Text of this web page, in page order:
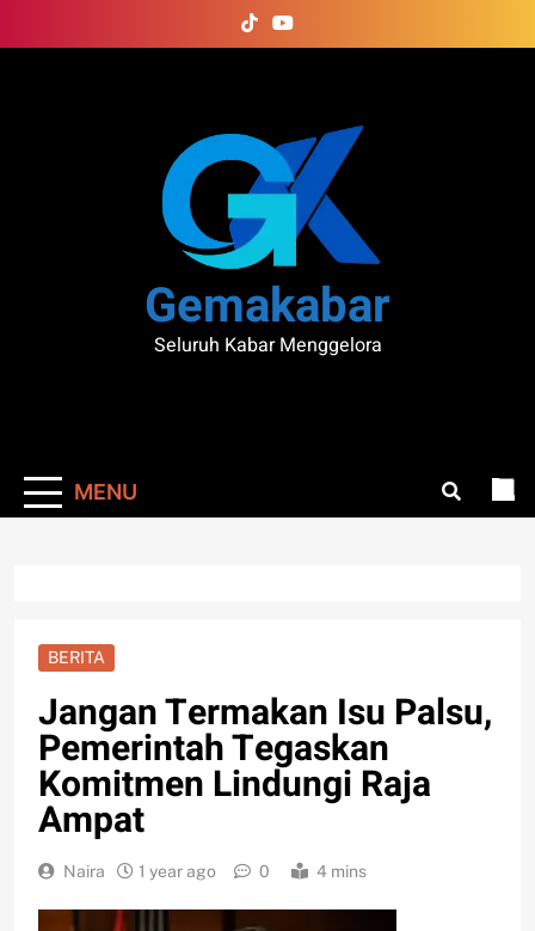
to
Gemakabar
Seluruh Kabar Menggelora
MENU
BERITA
Jangan Termakan Isu Palsu,
Pemerintah Tegaskan
Komitmen Lindungi Raja
Ampat
Naira 1 year ago 0 4 mins